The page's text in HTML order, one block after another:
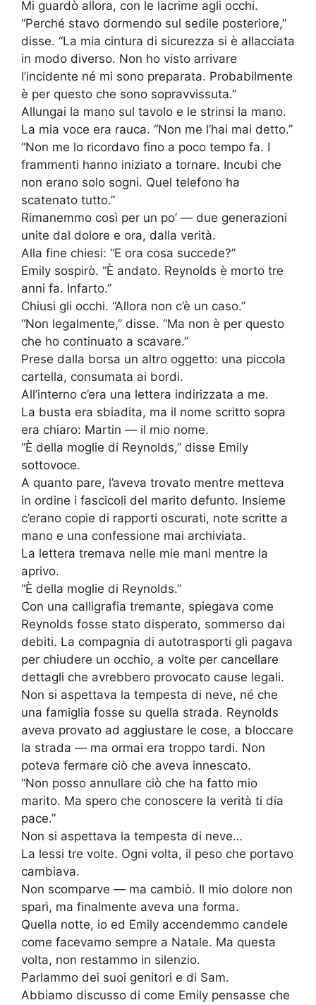
Mi guardò allora, con le lacrime agli occhi.
“Perché stavo dormendo sul sedile posteriore,”
disse. “La mia cintura di sicurezza si è allacciata
in modo diverso. Non ho visto arrivare
l’incidente né mi sono preparata. Probabilmente
è per questo che sono sopravvissuta.”
Allungai la mano sul tavolo e le strinsi la mano.
La mia voce era rauca. “Non me l’hai mai detto.”
“Non me lo ricordavo fino a poco tempo fa. I
frammenti hanno iniziato a tornare. Incubi che
non erano solo sogni. Quel telefono ha
scatenato tutto.”
Rimanemmo così per un po’ — due generazioni
unite dal dolore e ora, dalla verità.
Alla fine chiesi: “E ora cosa succede?”
Emily sospirò. “È andato. Reynolds è morto tre
anni fa. Infarto.”
Chiusi gli occhi. “Allora non c’è un caso.”
“Non legalmente,” disse. “Ma non è per questo
che ho continuato a scavare.”
Prese dalla borsa un altro oggetto: una piccola
cartella, consumata ai bordi.
All’interno c’era una lettera indirizzata a me.
La busta era sbiadita, ma il nome scritto sopra
era chiaro: Martin — il mio nome.
“È della moglie di Reynolds,” disse Emily
sottovoce.
A quanto pare, l’aveva trovato mentre metteva
in ordine i fascicoli del marito defunto. Insieme
c’erano copie di rapporti oscurati, note scritte a
mano e una confessione mai archiviata.
La lettera tremava nelle mie mani mentre la
aprivo.
“È della moglie di Reynolds.”
Con una calligrafia tremante, spiegava come
Reynolds fosse stato disperato, sommerso dai
debiti. La compagnia di autotrasporti gli pagava
per chiudere un occhio, a volte per cancellare
dettagli che avrebbero provocato cause legali.
Non si aspettava la tempesta di neve, né che
una famiglia fosse su quella strada. Reynolds
aveva provato ad aggiustare le cose, a bloccare
la strada — ma ormai era troppo tardi. Non
poteva fermare ciò che aveva innescato.
“Non posso annullare ciò che ha fatto mio
marito. Ma spero che conoscere la verità ti dia
pace.”
Non si aspettava la tempesta di neve…
La lessi tre volte. Ogni volta, il peso che portavo
cambiava.
Non scomparve — ma cambiò. Il mio dolore non
sparì, ma finalmente aveva una forma.
Quella notte, io ed Emily accendemmo candele
come facevamo sempre a Natale. Ma questa
volta, non restammo in silenzio.
Parlammo dei suoi genitori e di Sam.
Abbiamo discusso di come Emily pensasse che